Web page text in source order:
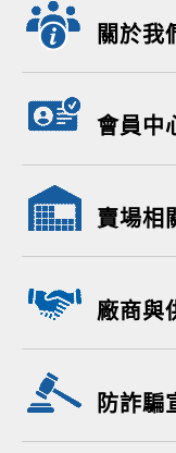
關於我
會員中
賣場相
廠商與
防詐騙